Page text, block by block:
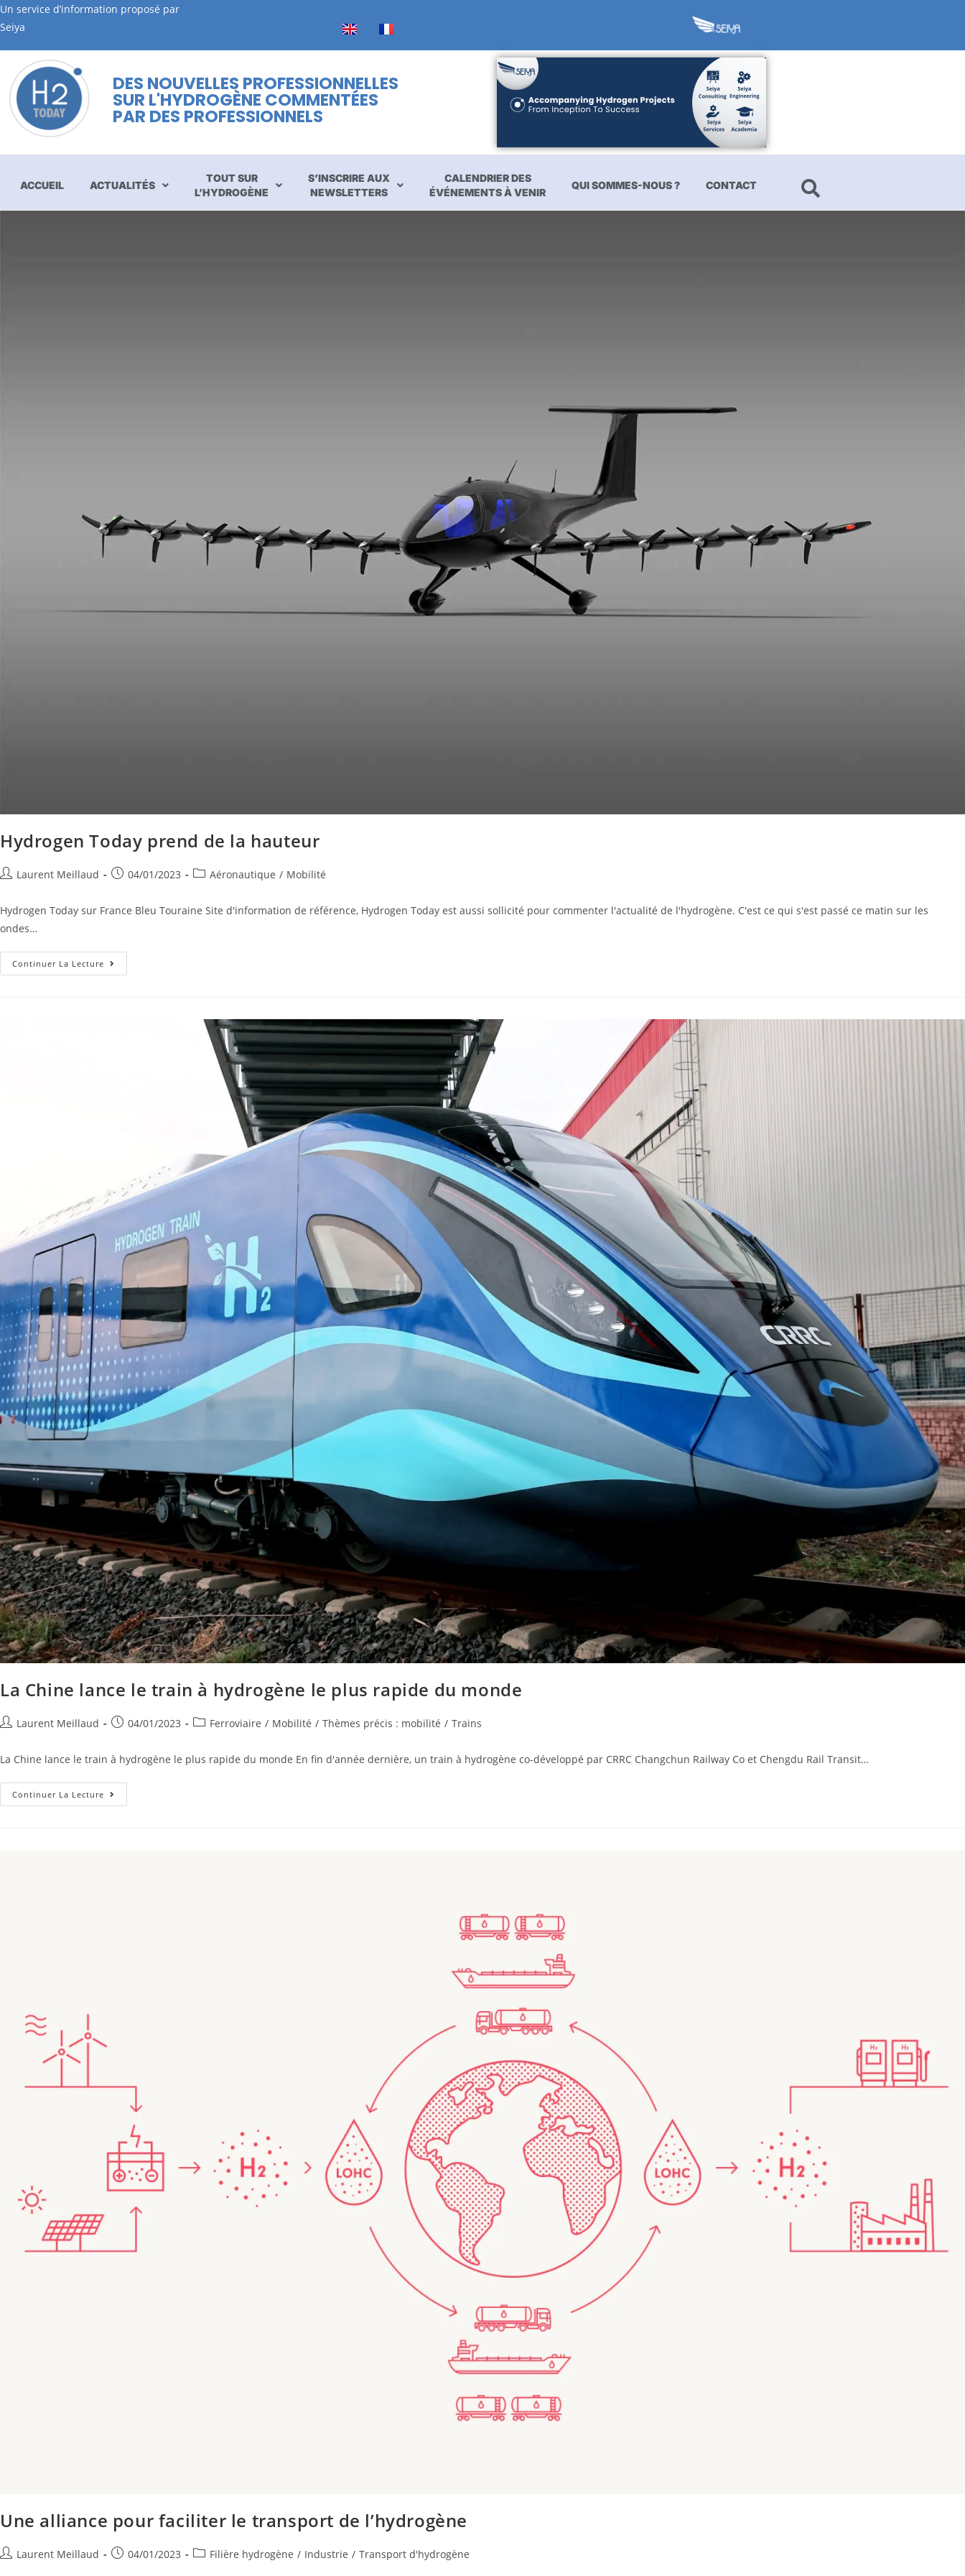
Un service d’information proposé par
Seiya
DES NOUVELLES PROFESSIONNELLES
SUR L'HYDROGÈNE COMMENTÉES
PAR DES PROFESSIONNELS
ACCUEIL ACTUALITÉS
TOUT SUR
L’HYDROGÈNE
S’INSCRIRE AUX
NEWSLETTERS
CALENDRIER DES
ÉVÉNEMENTS À VENIR
QUI SOMMES-NOUS ? CONTACT
Hydrogen Today prend de la hauteur
Laurent Meillaud 04/01/2023 Aéronautique / Mobilité
Hydrogen Today sur France Bleu Touraine Site d'information de référence, Hydrogen Today est aussi sollicité pour commenter l'actualité de l'hydrogène. C'est ce qui s'est passé ce matin sur les
ondes…
Continuer La Lecture
La Chine lance le train à hydrogène le plus rapide du monde
Laurent Meillaud 04/01/2023 Ferroviaire / Mobilité / Thèmes précis : mobilité / Trains
La Chine lance le train à hydrogène le plus rapide du monde En fin d'année dernière, un train à hydrogène co-développé par CRRC Changchun Railway Co et Chengdu Rail Transit…
Continuer La Lecture
Une alliance pour faciliter le transport de l’hydrogène
Laurent Meillaud 04/01/2023 Filière hydrogène / Industrie / Transport d'hydrogène